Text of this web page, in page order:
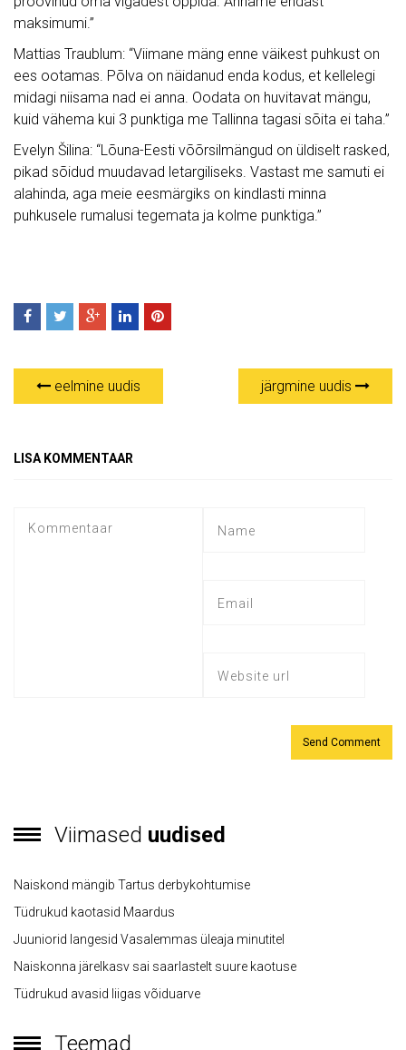
maksimumi.”
Mattias Traublum: “Viimane mäng enne väikest puhkust on
ees ootamas. Põlva on näidanud enda kodus, et kellelegi
midagi niisama nad ei anna. Oodata on huvitavat mängu,
kuid vähema kui 3 punktiga me Tallinna tagasi sõita ei taha.”
Evelyn Šilina: “Lõuna-Eesti võõrsilmängud on üldiselt rasked,
pikad sõidud muudavad letargiliseks. Vastast me samuti ei
alahinda, aga meie eesmärgiks on kindlasti minna
puhkusele rumalusi tegemata ja kolme punktiga.”
eelmine uudis järgmine uudis
LISA KOMMENTAAR
Viimased uudised
Naiskond mängib Tartus derbykohtumise
Tüdrukud kaotasid Maardus
Juuniorid langesid Vasalemmas üleaja minutitel
Naiskonna järelkasv sai saarlastelt suure kaotuse
Tüdrukud avasid liigas võiduarve
Teemad